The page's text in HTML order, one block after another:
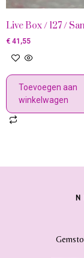
Live Box / 127 /
€ 41,55
Toevoegen aan
winkelwagen